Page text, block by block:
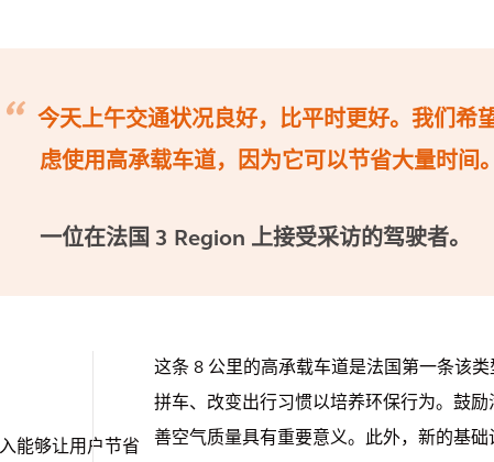
今天上午交通状况良好，比平时更好。我们希
虑使用高承载车道，因为它可以节省大量时间。
一位在法国 3 Region 上接受采访的驾驶者。
能够让用户节省
这条 8 公里的高承载车道是法国第一条该
拼车、改变出行习惯以培养环保行为。鼓
善空气质量具有重要意义。此外，新的基